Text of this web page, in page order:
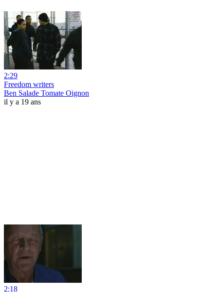
2:29
Freedom writers
Ben Salade Tomate Oignon
il y a 19 ans
2:18